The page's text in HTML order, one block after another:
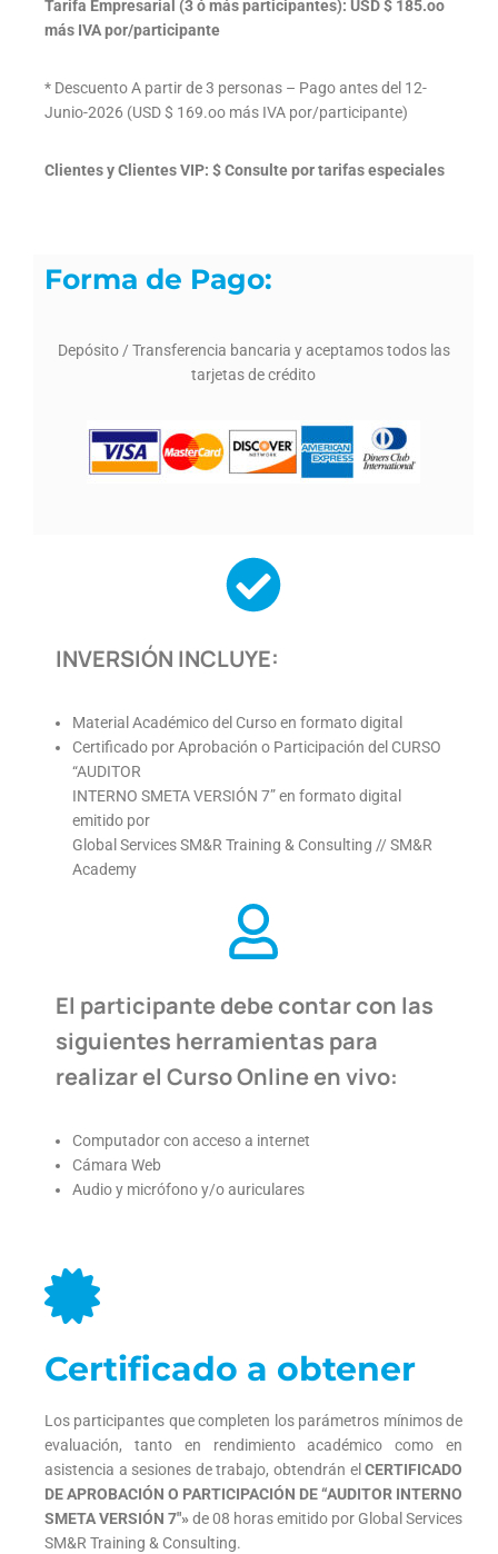
Tarifa Empresarial (3 ó más participantes): USD $ 185.oo
más IVA por/participante
* Descuento A partir de 3 personas – Pago antes del 12-
Junio-2026 (USD $ 169.oo más IVA por/participante)
Clientes y Clientes VIP: $ Consulte por tarifas especiales
Forma de Pago:
Depósito / Transferencia bancaria y aceptamos todos las
tarjetas de crédito
INVERSIÓN INCLUYE:
Material Académico del Curso en formato digital
Certificado por Aprobación o Participación del CURSO
“AUDITOR
INTERNO SMETA VERSIÓN 7” en formato digital
emitido por
Global Services SM&R Training & Consulting // SM&R
Academy
El participante debe contar con las
siguientes herramientas para
realizar el Curso Online en vivo:
Computador con acceso a internet
Cámara Web
Audio y micrófono y/o auriculares
Certificado a obtener
Los participantes que completen los parámetros mínimos de
evaluación, tanto en rendimiento académico como en
asistencia a sesiones de trabajo, obtendrán elCERTIFICADO
DE APROBACIÓN O PARTICIPACIÓN DE “AUDITOR INTERNO
SMETA VERSIÓN 7″»de 08 horas emitido por Global Services
SM&R Training & Consulting.